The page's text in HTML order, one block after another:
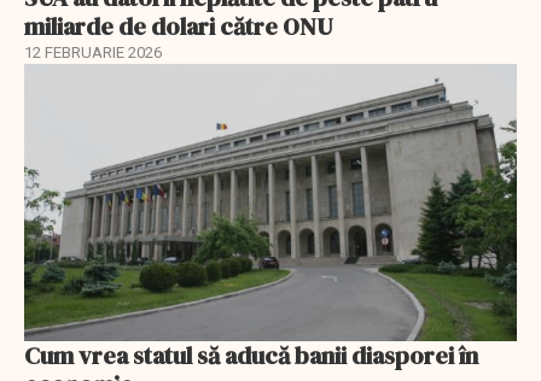
miliarde de dolari către ONU
12 FEBRUARIE 2026
Cum vrea statul să aducă banii diasporei în